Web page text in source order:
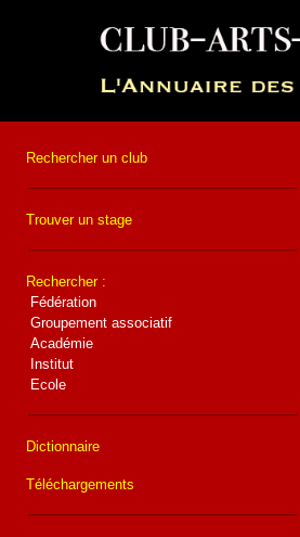
Rechercher un club
Trouver un stage
Rechercher :
Fédération
Groupement associatif
Académie
Institut
Ecole
Dictionnaire
Téléchargements